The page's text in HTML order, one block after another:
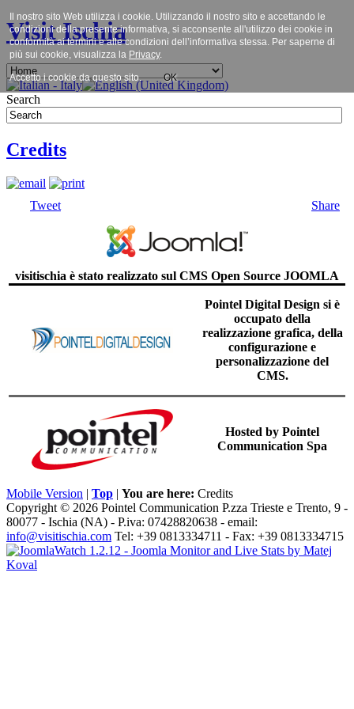
Visit Ischia
Search
Credits
Tweet Share
visitischia è stato realizzato sul CMS Open Source JOOMLA
Pointel Digital Design si è
occupato della
realizzazione grafica, della
configurazione e
personalizzazione del
CMS.
Hosted by Pointel
Communication Spa
Mobile Version | Top | You are here: Credits
Copyright © 2026 Pointel Communication P.zza Trieste e Trento, 9 -
80077 - Ischia (NA) - P.iva: 07428820638 - email:
info@visitischia.com Tel: +39 0813334711 - Fax: +39 0813334715
Il nostro sito Web utilizza i cookie. Utilizzando il nostro sito e accettando le
condizioni della presente informativa, si acconsente all'utilizzo dei cookie in
conformità ai termini e alle condizioni dell’informativa stessa. Per saperne di
più sui cookie, visualizza la Privacy.
Accetto i cookie da questo sito. OK